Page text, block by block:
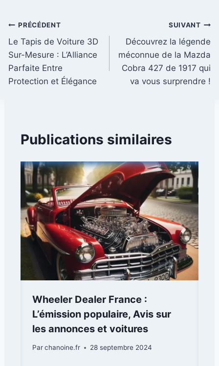
Navigation
de
l’article
PRÉCÉDENT
Le Tapis de Voiture 3D
Sur-Mesure : L’Alliance
Parfaite Entre
Protection et Élégance
SUIVANT
Découvrez la légende
méconnue de la Mazda
Cobra 427 de 1917 qui
va vous surprendre !
Publications similaires
Wheeler Dealer France :
L’émission populaire, Avis sur
les annonces et voitures
Parchanoine.fr 28 septembre 2024